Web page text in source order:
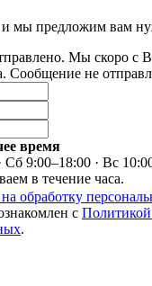
и мы предложим вам
Мы скоро с
Сообщение не
время
9:00–18:00 · Вс
в течение часа.
на обработку
с Политикой
.